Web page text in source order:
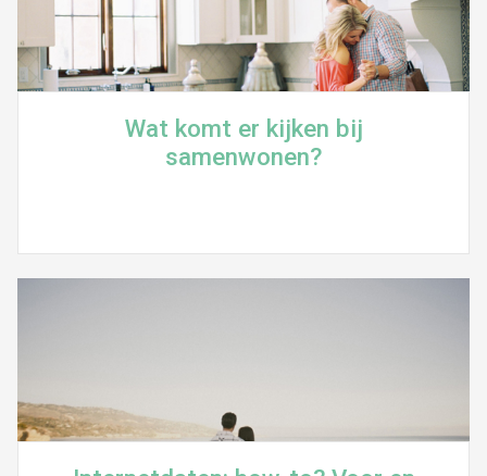
Wat komt er kijken bij
samenwonen?